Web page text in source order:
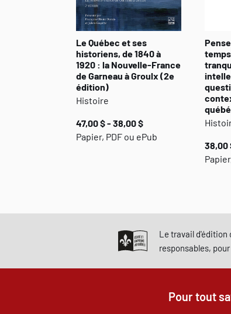
Le Québec et ses
historiens, de 1840 à
1920 : la Nouvelle-France
de Garneau à Groulx (2e
édition)
Histoire
47,00 $ - 38,00 $
Papier, PDF ou ePub
38,00
Le travail d'édition
responsables,
Pour tout